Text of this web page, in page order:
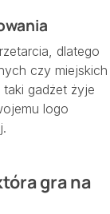
dlatego
czy miejskich
gadżet żyje
logo
gra na